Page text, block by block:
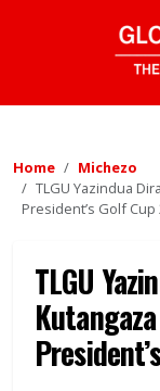
Home
Michezo
TLGU Yazindua
President’s Golf Cup
TLGU